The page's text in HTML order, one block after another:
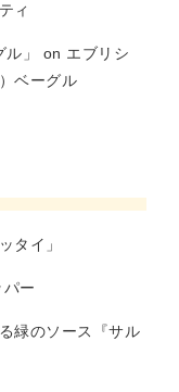
ィ
」 on エブリシ
ベーグル
タイ」
ー
緑のソース『サル